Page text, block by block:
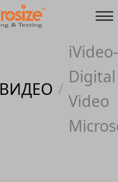
ВИДЕО /
Digital
Video